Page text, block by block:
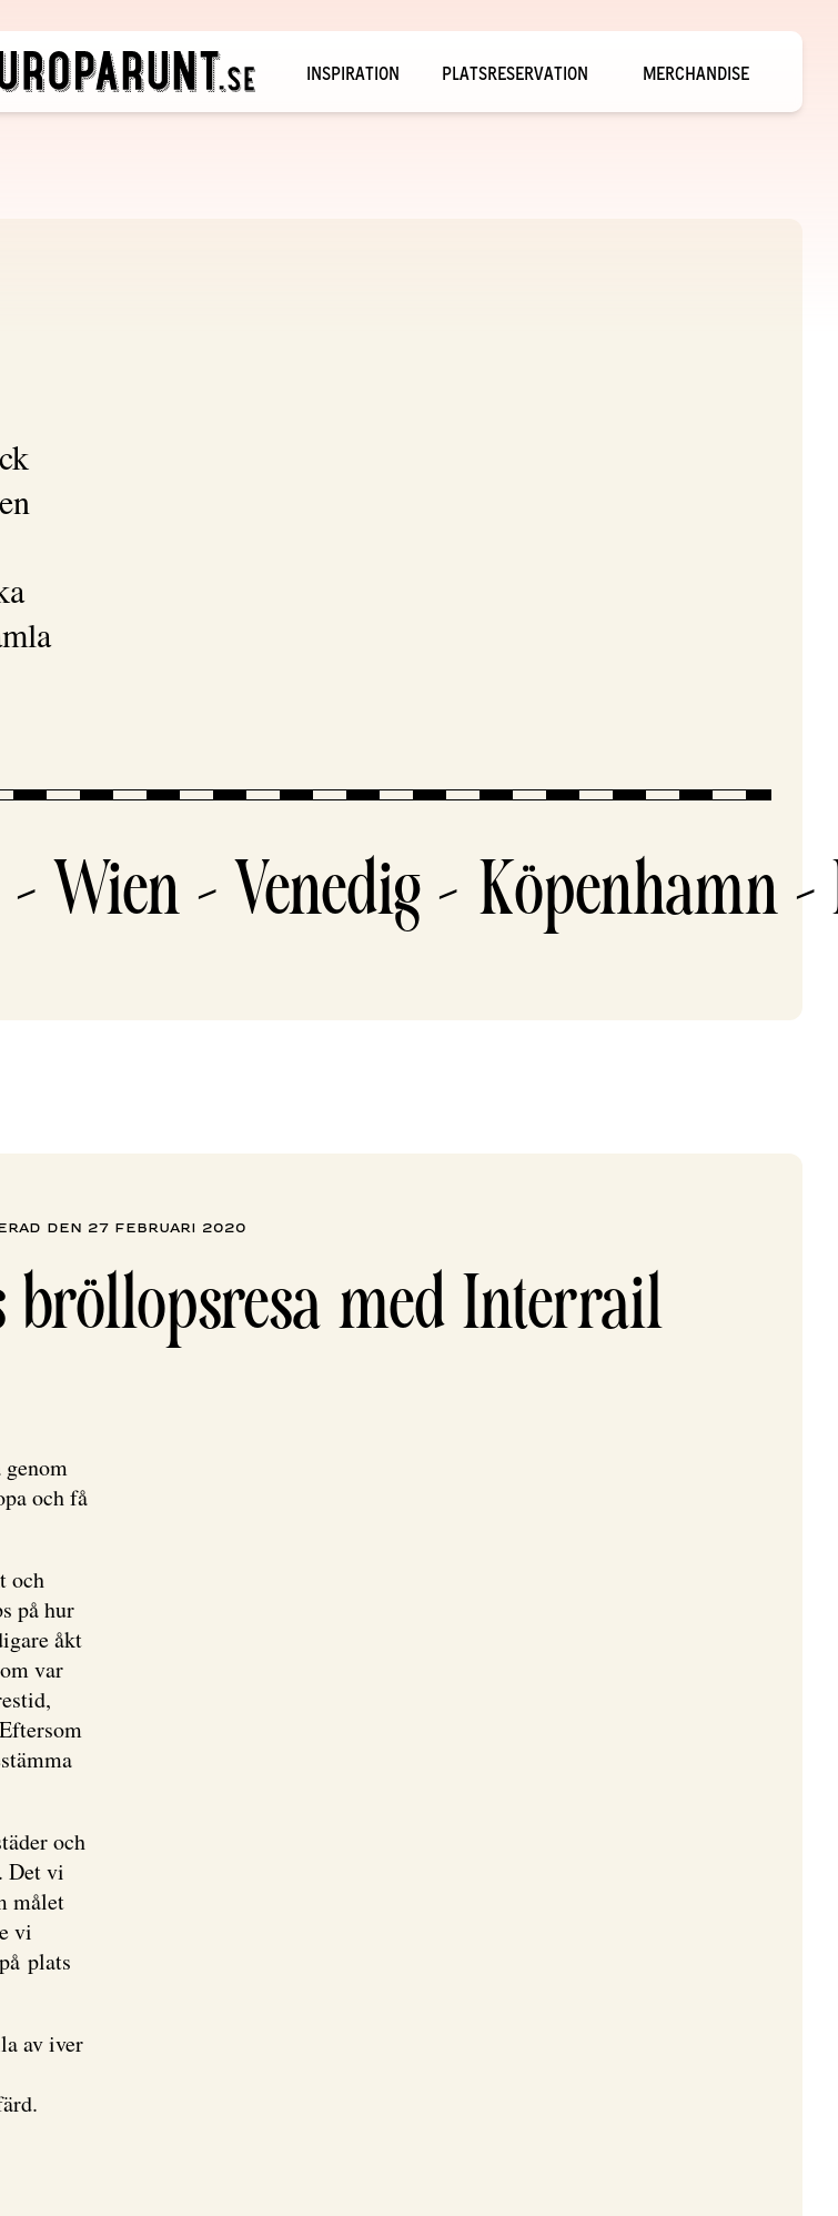
INSPIRATION PLATSRESERVATION MERCHANDISE
– Venedig – Köpenhamn –
den 27 februari 2020
bröllopsresa med Interrail
genom
och få
och
på hur
åkt
var
och
Det vi
målet
vi
plats
av iver